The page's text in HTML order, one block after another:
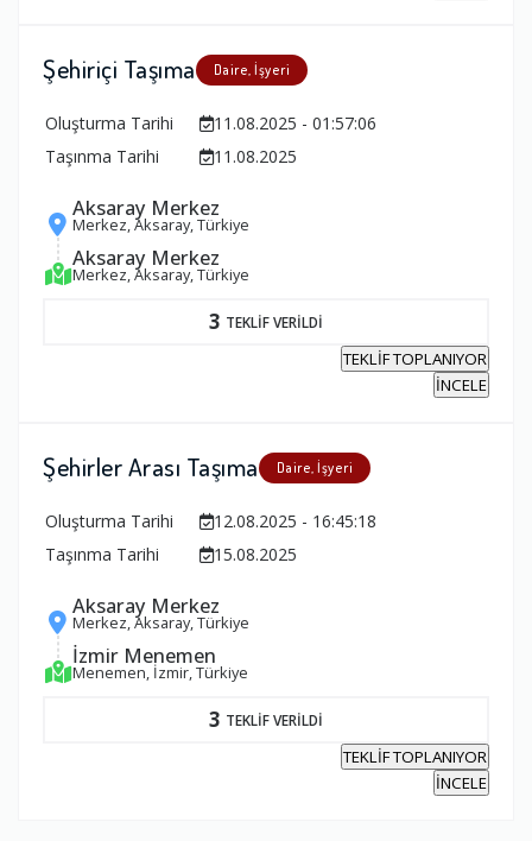
Şehiriçi Taşıma Daire, İşyeri
Oluşturma Tarihi
11.08.2025 - 01:57:06
Taşınma Tarihi
11.08.2025
Aksaray Merkez
Merkez, Aksaray, Türkiye
Aksaray Merkez
Merkez, Aksaray, Türkiye
3 TEKLİF VERİLDİ
TEKLİF TOPLANIYOR
İNCELE
Şehirler Arası Taşıma Daire, İşyeri
Oluşturma Tarihi
12.08.2025 - 16:45:18
Taşınma Tarihi
15.08.2025
Aksaray Merkez
Merkez, Aksaray, Türkiye
İzmir Menemen
Menemen, İzmir, Türkiye
3 TEKLİF VERİLDİ
TEKLİF TOPLANIYOR
İNCELE